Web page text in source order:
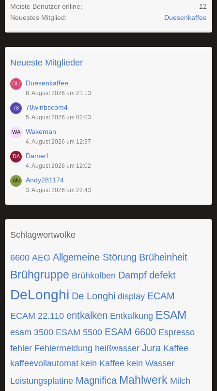
Meiste Benutzer online
12
Neuestes Mitglied
Duesenkaffee
Neueste Mitglieder
Duesenkaffee
8. August 2026 um 21:13
78winbscom4
5. August 2026 um 02:03
Wakeman
4. August 2026 um 12:37
Damerl
4. August 2026 um 12:02
Andy281174
3. August 2026 um 22:43
Schlagwortwolke
6600 AEG Allgemeine Störung Brüheinheit
Brühgruppe Brühkolben Dampf defekt
DeLonghi De Longhi display ECAM
ECAM 22.110 entkalken Entkalkung ESAM
esam 3500 ESAM 5500 ESAM 6600 Espresso
fehler Fehlermeldung heißwasser Jura Kaffee
kaffeevollautomat kein Kaffee kein Wasser
Leistungsplatine Magnifica Mahlwerk Milch